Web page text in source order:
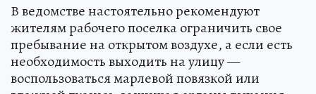
В ведомстве настоятельно рекомендуют
жителям рабочего поселка ограничить свое
пребывание на открытом воздухе, а если есть
необходимость выходить на улицу —
воспользоваться марлевой повязкой или